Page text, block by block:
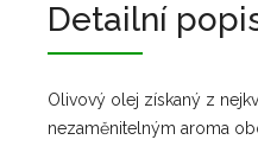
Detailní
Olivový olej získaný z
nezaměnitelným aroma